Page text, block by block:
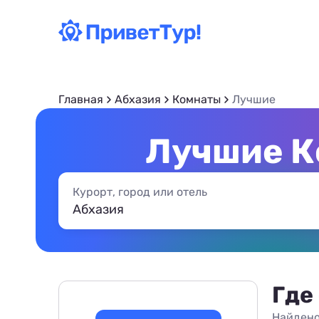
Главная Абхазия Комнаты Лучшие
Лучшие
Курорт, город или отель